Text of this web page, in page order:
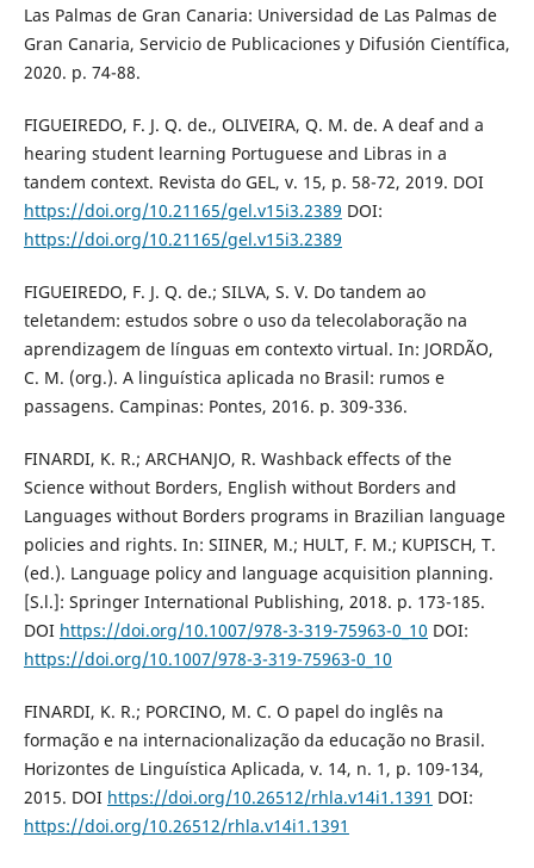
Las Palmas de Gran Canaria: Universidad de Las Palmas de
Gran Canaria, Servicio de Publicaciones y Difusión Científica,
2020. p. 74-88.
FIGUEIREDO, F. J. Q. de., OLIVEIRA, Q. M. de. A deaf and a
hearing student learning Portuguese and Libras in a
tandem context. Revista do GEL, v. 15, p. 58-72, 2019. DOI
https://doi.org/10.21165/gel.v15i3.2389 DOI:
https://doi.org/10.21165/gel.v15i3.2389
FIGUEIREDO, F. J. Q. de.; SILVA, S. V. Do tandem ao
teletandem: estudos sobre o uso da telecolaboração na
aprendizagem de línguas em contexto virtual. In: JORDÃO,
C. M. (org.). A linguística aplicada no Brasil: rumos e
passagens. Campinas: Pontes, 2016. p. 309-336.
FINARDI, K. R.; ARCHANJO, R. Washback effects of the
Science without Borders, English without Borders and
Languages without Borders programs in Brazilian language
policies and rights. In: SIINER, M.; HULT, F. M.; KUPISCH, T.
(ed.). Language policy and language acquisition planning.
[S.l.]: Springer International Publishing, 2018. p. 173-185.
DOI https://doi.org/10.1007/978-3-319-75963-0_10 DOI:
https://doi.org/10.1007/978-3-319-75963-0_10
FINARDI, K. R.; PORCINO, M. C. O papel do inglês na
formação e na internacionalização da educação no Brasil.
Horizontes de Linguística Aplicada, v. 14, n. 1, p. 109-134,
2015. DOI https://doi.org/10.26512/rhla.v14i1.1391 DOI:
https://doi.org/10.26512/rhla.v14i1.1391